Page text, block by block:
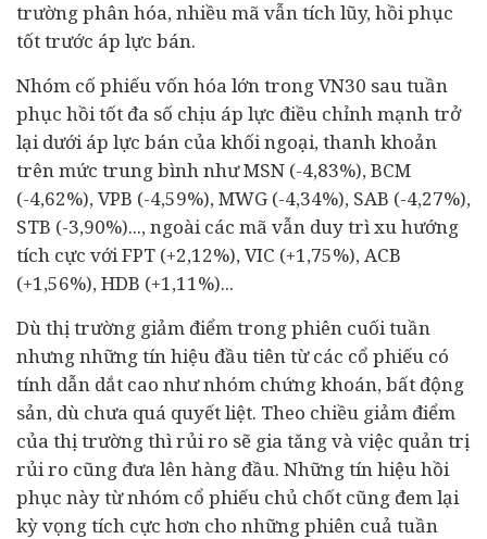
trường phân hóa, nhiều mã vẫn tích lũy, hồi phục
tốt trước áp lực bán.
Nhóm cố phiếu vốn hóa lớn trong VN30 sau tuần
phục hồi tốt đa số chịu áp lực điều chỉnh mạnh trở
lại dưới áp lực bán của khối ngoại, thanh khoản
trên mức trung bình như MSN (-4,83%), BCM
(-4,62%), VPB (-4,59%), MWG (-4,34%), SAB (-4,27%),
STB (-3,90%)..., ngoài các mã vẫn duy trì xu hướng
tích cực với FPT (+2,12%), VIC (+1,75%), ACB
(+1,56%), HDB (+1,11%)...
Dù thị trường giảm điểm trong phiên cuối tuần
nhưng những tín hiệu đầu tiên từ các cổ phiếu có
tính dẫn dắt cao như nhóm chứng khoán,bất động
sản, dù chưa quá quyết liệt. Theo chiều giảm điểm
của thị trường thì rủi ro sẽ gia tăng và việc quản trị
rủi ro cũng đưa lên hàng đầu. Những tín hiệu hồi
phục này từ nhóm cổ phiếu chủ chốt cũng đem lại
kỳ vọng tích cực hơn cho những phiên cuả tuần